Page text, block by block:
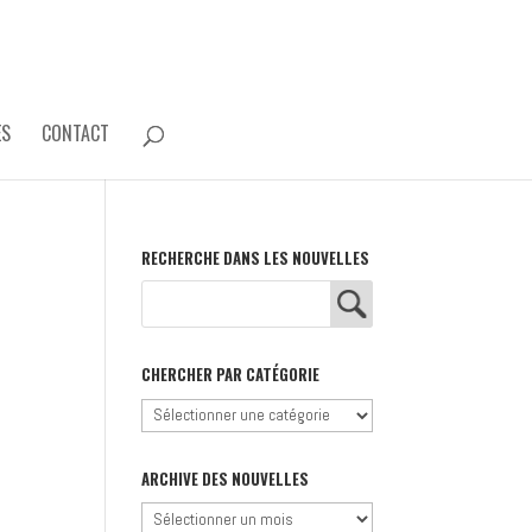
CONTACT
RECHERCHE DANS LES NOUVELLES
CHERCHER PAR CATÉGORIE
Chercher
catégorie
ARCHIVE DES NOUVELLES
Archive